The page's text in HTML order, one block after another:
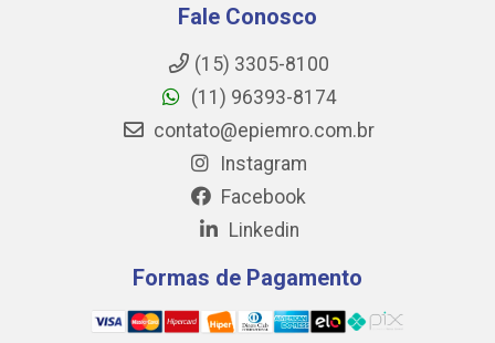
Fale Conosco
(15) 3305-8100
(11) 96393-8174
contato@epiemro.com.br
Instagram
Facebook
Linkedin
Formas de Pagamento